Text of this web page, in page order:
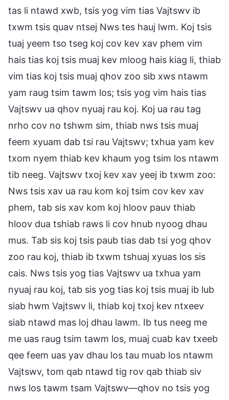
tas li ntawd xwb, tsis yog vim tias Vajtswv ib
txwm tsis quav ntsej Nws tes hauj lwm. Koj tsis
tuaj yeem tso tseg koj cov kev xav phem vim
hais tias koj tsis muaj kev mloog hais kiag li, thiab
vim tias koj tsis muaj qhov zoo sib xws ntawm
yam raug tsim tawm los; tsis yog vim hais tias
Vajtswv ua qhov nyuaj rau koj. Koj ua rau tag
nrho cov no tshwm sim, thiab nws tsis muaj
feem xyuam dab tsi rau Vajtswv; txhua yam kev
txom nyem thiab kev khaum yog tsim los ntawm
tib neeg. Vajtswv txoj kev xav yeej ib txwm zoo:
Nws tsis xav ua rau kom koj tsim cov kev xav
phem, tab sis xav kom koj hloov pauv thiab
hloov dua tshiab raws li cov hnub nyoog dhau
mus. Tab sis koj tsis paub tias dab tsi yog qhov
zoo rau koj, thiab ib txwm tshuaj xyuas los sis
cais. Nws tsis yog tias Vajtswv ua txhua yam
nyuaj rau koj, tab sis yog tias koj tsis muaj ib lub
siab hwm Vajtswv li, thiab koj txoj kev ntxeev
siab ntawd mas loj dhau lawm. Ib tus neeg me
me uas raug tsim tawm los, muaj cuab kav txeeb
qee feem uas yav dhau los tau muab los ntawm
Vajtswv, tom qab ntawd tig rov qab thiab siv
nws los tawm tsam Vajtswv—qhov no tsis yog